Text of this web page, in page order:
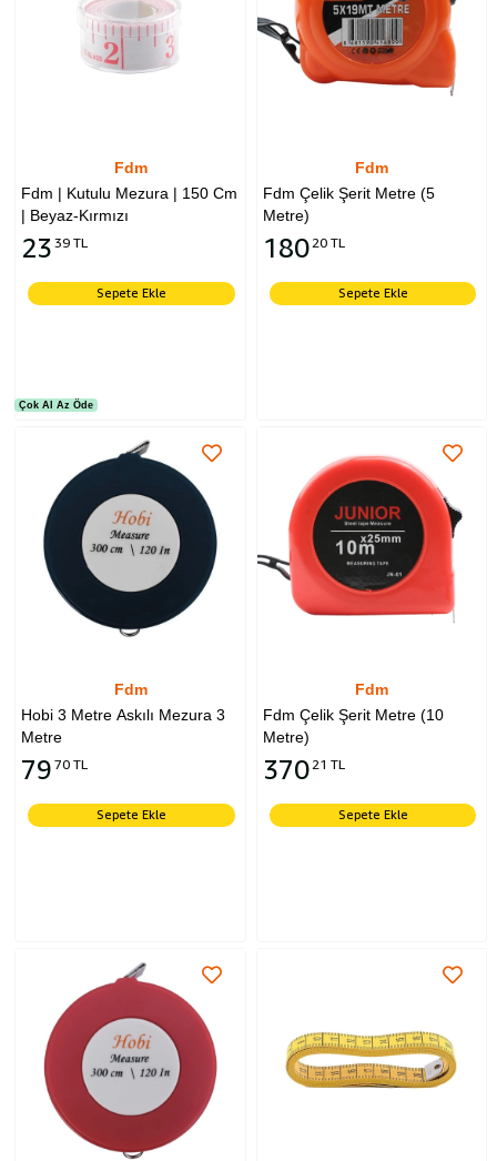
Fdm
Fdm | Kutulu Mezura | 150 Cm
| Beyaz-Kırmızı
23 39 TL
Sepete Ekle
Çok Al Az Öde
Fdm
Fdm Çelik Şerit Metre (5
Metre)
18020 TL
Sepete Ekle
Fdm
Hobi 3 Metre Askılı Mezura 3
Metre
79 70 TL
Sepete Ekle
Fdm
Fdm Çelik Şerit Metre (10
Metre)
37021 TL
Sepete Ekle